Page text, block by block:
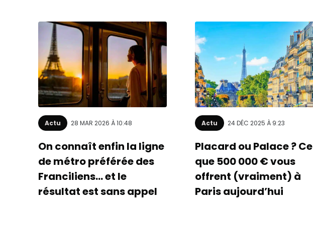
Actu 28 MAR 2026 À 10:48
On connaît enfin la ligne
de métro préférée des
Franciliens… et le
résultat est sans appel
Actu 24 DÉC 2025 À 9:23
Placard ou Palace ? Ce
que 500 000 € vous
offrent (vraiment) à
Paris aujourd’hui